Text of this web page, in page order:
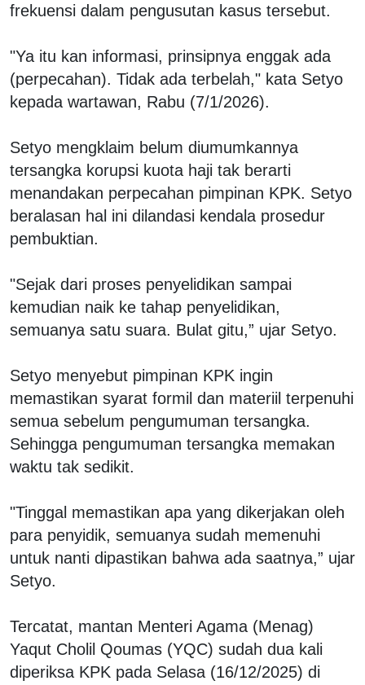
frekuensi dalam pengusutan kasus tersebut.
"Ya itu kan informasi, prinsipnya enggak ada
(perpecahan). Tidak ada terbelah," kata Setyo
kepada wartawan, Rabu (7/1/2026).
Setyo mengklaim belum diumumkannya
tersangka korupsi kuota haji tak berarti
menandakan perpecahan pimpinan KPK. Setyo
beralasan hal ini dilandasi kendala prosedur
pembuktian.
"Sejak dari proses penyelidikan sampai
kemudian naik ke tahap penyelidikan,
semuanya satu suara. Bulat gitu,” ujar Setyo.
Setyo menyebut pimpinan KPK ingin
memastikan syarat formil dan materiil terpenuhi
semua sebelum pengumuman tersangka.
Sehingga pengumuman tersangka memakan
waktu tak sedikit.
"Tinggal memastikan apa yang dikerjakan oleh
para penyidik, semuanya sudah memenuhi
untuk nanti dipastikan bahwa ada saatnya,” ujar
Setyo.
Tercatat, mantan Menteri Agama (Menag)
Yaqut Cholil Qoumas (YQC) sudah dua kali
diperiksa KPK pada Selasa (16/12/2025) di